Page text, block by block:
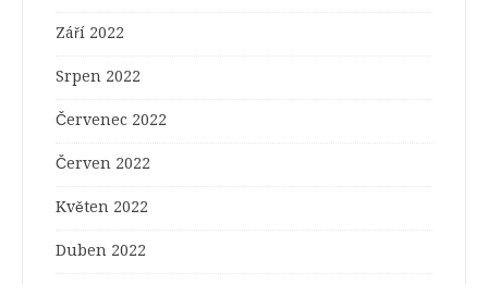
Září 2022
Srpen 2022
Červenec 2022
Červen 2022
Květen 2022
Duben 2022